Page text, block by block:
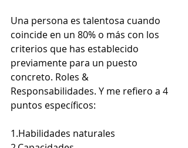
Una persona es talentosa cuando
coincide en un 80% o más con los
criterios que has establecido
previamente para un puesto
concreto. Roles &
Responsabilidades. Y me refiero a 4
puntos específicos:
1.Habilidades naturales